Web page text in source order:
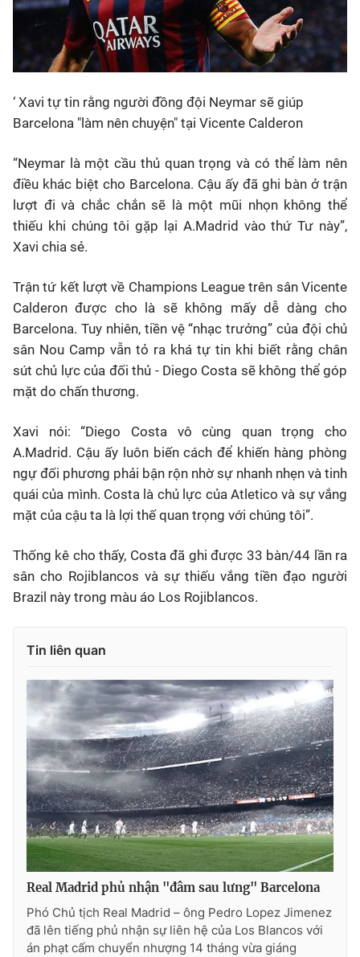
‘ Xavi tự tin rằng người đồng đội Neymar sẽ giúp
Barcelona "làm nên chuyện" tại Vicente Calderon
“Neymar là một cầu thủ quan trọng và có thể làm nên
điều khác biệt cho Barcelona. Cậu ấy đã ghi bàn ở trận
lượt đi và chắc chắn sẽ là một mũi nhọn không thể
thiếu khi chúng tôi gặp lại A.Madrid vào thứ Tư này”,
Xavi chia sẻ.
Trận tứ kết lượt về Champions League trên sân Vicente
Calderon được cho là sẽ không mấy dễ dàng cho
Barcelona. Tuy nhiên, tiền vệ “nhạc trưởng” của đội chủ
sân Nou Camp vẫn tỏ ra khá tự tin khi biết rằng chân
sút chủ lực của đối thủ - Diego Costa sẽ không thể góp
mặt do chấn thương.
Xavi nói: “Diego Costa vô cùng quan trọng cho
A.Madrid. Cậu ấy luôn biến cách để khiến hàng phòng
ngự đối phương phải bận rộn nhờ sự nhanh nhẹn và tinh
quái của mình. Costa là chủ lực của Atletico và sự vắng
mặt của cậu ta là lợi thế quan trọng với chúng tôi”.
Thống kê cho thấy, Costa đã ghi được 33 bàn/44 lần ra
sân cho Rojiblancos và sự thiếu vắng tiền đạo người
Brazil này trong màu áo Los Rojiblancos.
Tin liên quan
Real Madrid phủ nhận "đâm sau lưng" Barcelona
Phó Chủ tịch Real Madrid – ông Pedro Lopez Jimenez
đã lên tiếng phủ nhận sự liên hệ của Los Blancos với
án phạt cấm chuyển nhượng 14 tháng vừa giáng